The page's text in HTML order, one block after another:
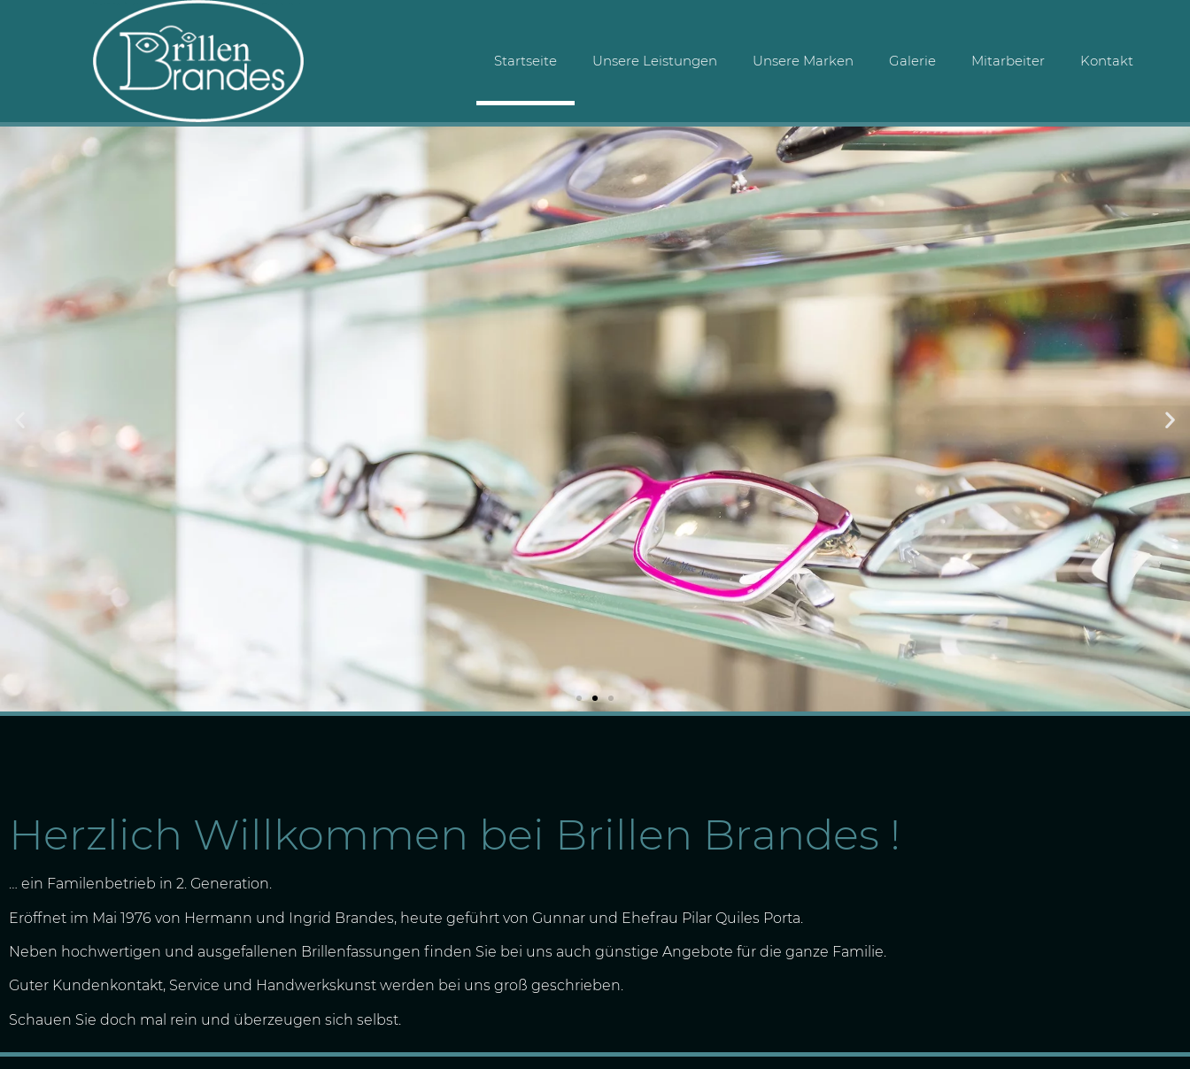
Startseite Unsere Leistungen Unsere Marken Galerie Mitarbeiter Kontakt
Herzlich Willkommen bei Brillen Brandes !
… ein Familenbetrieb in 2. Generation.
Eröffnet im Mai 1976 von Hermann und Ingrid Brandes, heute geführt von Gunnar und Ehefrau Pilar Quiles Porta.
Neben hochwertigen und ausgefallenen Brillenfassungen finden Sie bei uns auch günstige Angebote für die ganze Familie.
Guter Kundenkontakt, Service und Handwerkskunst werden bei uns groß geschrieben.
Schauen Sie doch mal rein und überzeugen sich selbst.